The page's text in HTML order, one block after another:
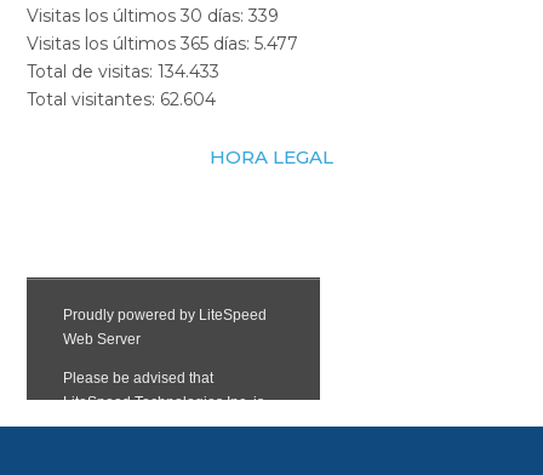
Visitas los últimos 30 días:339
Visitas los últimos 365 días:5.477
Total de visitas:134.433
Total visitantes: 62.604
HORA LEGAL